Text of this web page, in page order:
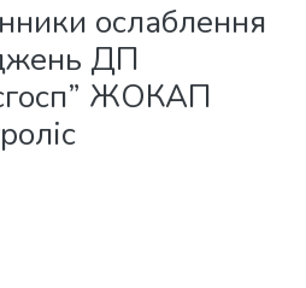
ослаблення
ДП
ЖОКАП